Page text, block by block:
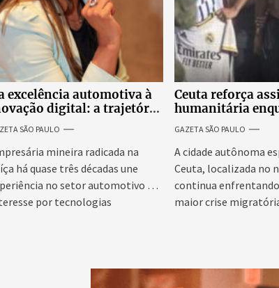
excelência automotiva à
digital: a trajetória
da empresária
Silva
SÃO PAULO
mineira radicada na
há quase três décadas une
no setor automotivo e
por tecnologias
Ceuta reforça
humanitária
Espanha busca
onda migratória
GAZETA SÃO PAULO
A cidade autônoma
Ceuta, localizada no
continua
maior crise